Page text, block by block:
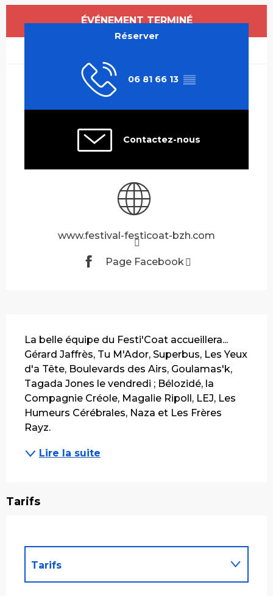
Ouverture et coordonnées
ÉVÉNEMENT TERMINÉ
Réserver
06 81 66 13 ▒▒
Contactez-nous
www.festival-festicoat-bzh.com
Page Facebook
La belle équipe du Festi'Coat accueillera...
Gérard Jaffrès, Tu M'Ador, Superbus, Les Yeux
d'a Tête, Boulevards des Airs, Goulamas'k,
Tagada Jones le vendredi ; Bélozidé, la
Compagnie Créole, Magalie Ripoll, LEJ, Les
Humeurs Cérébrales, Naza et Les Frères
Rayz.
Lire la suite
Tarifs
Tarifs